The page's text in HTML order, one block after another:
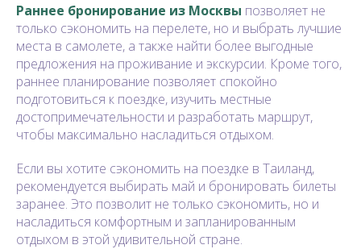
Раннее бронирование из Москвы позволяет не
только сэкономить на перелете, но и выбрать лучшие
места в самолете, а также найти более выгодные
предложения на проживание и экскурсии. Кроме того,
раннее планирование позволяет спокойно
подготовиться к поездке, изучить местные
достопримечательности и разработать маршрут,
чтобы максимально насладиться отдыхом.
Если вы хотите сэкономить на поездке в Таиланд,
рекомендуется выбирать май и бронировать билеты
заранее. Это позволит не только сэкономить, но и
насладиться комфортным и запланированным
отдыхом в этой удивительной стране.